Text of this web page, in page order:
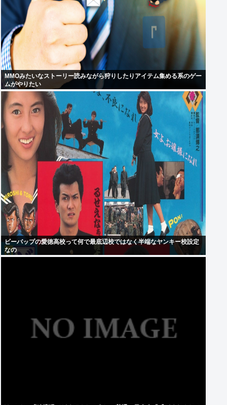
MMOみたいなストーリー読みながら狩りしたりアイテム集める系のゲー
ムがやりたい
ビーバップの愛徳高校って何で最底辺校ではなく半端なヤンキー校設定
なの